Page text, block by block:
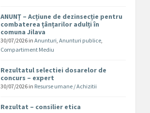
ANUNȚ – Acțiune de dezinsecție pentru
combaterea țânțarilor adulți în
comuna Jilava
30/07/2026 inAnunturi,Anunturi publice,
Compartiment Mediu
Rezultatul selectiei dosarelor de
concurs – expert
30/07/2026 in Resurse umane / Achizitii
Rezultat – consilier etica